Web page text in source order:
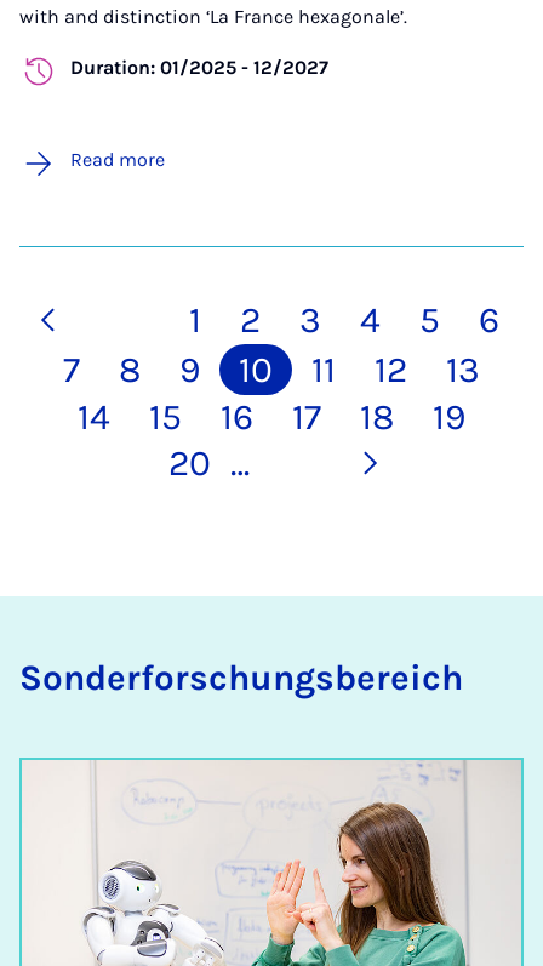
with and distinction ‘La France hexagonale’.
Duration: 01/2025 - 12/2027
Read more
1 2 3 4 5
6
7
8 9 10 11 12
13
14
15 16 17 18
19
20 …
Sonderforschungsbereich